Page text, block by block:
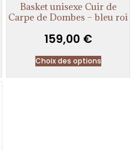
Basket unisexe Cuir de
Carpe de Dombes – bleu roi
159,00 €
Choix des options